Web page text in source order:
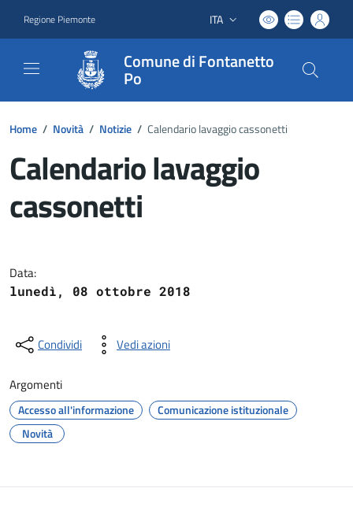
Regione Piemonte Lingua attiva:
ITA
Comune di Fontanetto
Po
Home / Novità / Notizie / Calendario lavaggio cassonetti
Calendario lavaggio
cassonetti
Data:
lunedì, 08 ottobre 2018
Condividi Vedi azioni
Argomenti
Accesso all'informazione
Comunicazione istituzionale
Novità